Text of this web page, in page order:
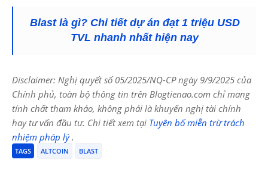
Blast là gì? Chi tiết dự án đạt 1 triệu USD
TVL nhanh nhất hiện nay
Disclaimer: Nghị quyết số 05/2025/NQ-CP ngày 9/9/2025 của
Chính phủ, toàn bộ thông tin trên Blogtienao.com chỉ mang
tính chất tham khảo, không phải là khuyến nghị tài chính
hay tư vấn đầu tư. Chi tiết xem tại Tuyên bố miễn trừ trách
nhiệm pháp lý.
TAGS ALTCOIN BLAST